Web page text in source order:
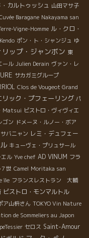
カルトゥッシュ 山田マサ子
Baragane Nakayama san
Vigne-Homme ル・クロ・
ポン・ト・シャンジュ ゆ
リップ・ジャンボン 東
ール Julien Derain ヴァン・レ
サカガミグループ
Clos de Vougeot Grand
リック・プフェーリング パ
Matsui ビストロ・ヴィヴィエ
ゴン ドメーヌ・ルノー・ボア
サバニャン レミ・デュフェー
キューヴェ・プリュサール
ル Yve chef AD VINUM フラ
世 Camel Moritaka san
île フランスレストラン 大輔
ビストロ・モンマルトル
ア山枡さん TOKYO Vin Nature
de Sommeliers au Japon
セロス Saint-Amour